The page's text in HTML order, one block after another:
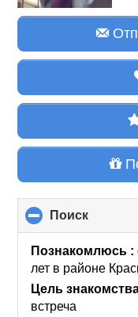
Поиск
to
Познакомлюсь :
лет в районе
Цель
встреча